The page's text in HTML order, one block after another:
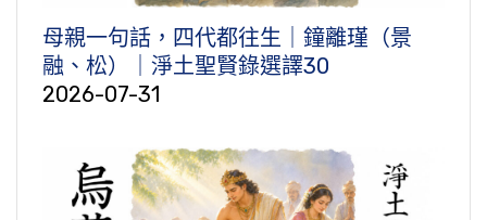
母親一句話，四代都往生｜鐘離瑾（景
融、松）｜淨土聖賢錄選譯30
2026-07-31